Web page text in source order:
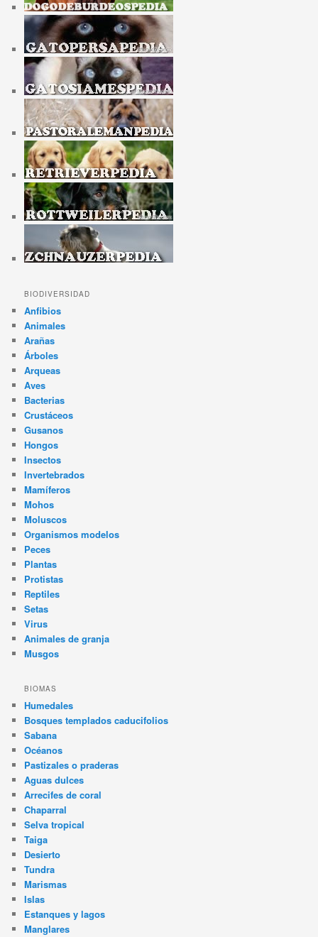
BIODIVERSIDAD
Anfibios
Animales
Arañas
Árboles
Arqueas
Aves
Bacterias
Crustáceos
Gusanos
Hongos
Insectos
Invertebrados
Mamíferos
Mohos
Moluscos
Organismos modelos
Peces
Plantas
Protistas
Reptiles
Setas
Virus
Animales de granja
Musgos
BIOMAS
Humedales
Bosques templados caducifolios
Sabana
Océanos
Pastizales o praderas
Aguas dulces
Arrecifes de coral
Chaparral
Selva tropical
Taiga
Desierto
Tundra
Marismas
Islas
Estanques y lagos
Manglares